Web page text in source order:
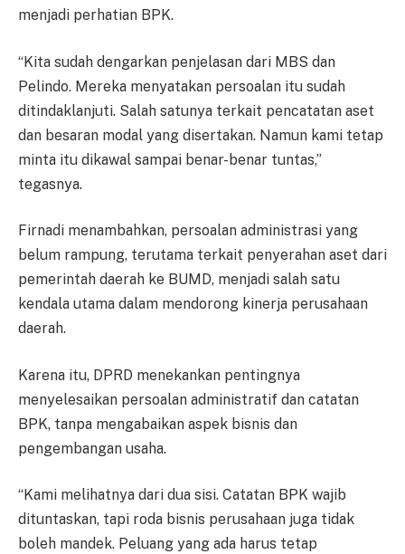
menjadi perhatian BPK.
“Kita sudah dengarkan penjelasan dari MBS dan
Pelindo. Mereka menyatakan persoalan itu sudah
ditindaklanjuti. Salah satunya terkait pencatatan aset
dan besaran modal yang disertakan. Namun kami tetap
minta itu dikawal sampai benar-benar tuntas,”
tegasnya.
Firnadi menambahkan, persoalan administrasi yang
belum rampung, terutama terkait penyerahan aset dari
pemerintah daerah ke BUMD, menjadi salah satu
kendala utama dalam mendorong kinerja perusahaan
daerah.
Karena itu, DPRD menekankan pentingnya
menyelesaikan persoalan administratif dan catatan
BPK, tanpa mengabaikan aspek bisnis dan
pengembangan usaha.
“Kami melihatnya dari dua sisi. Catatan BPK wajib
dituntaskan, tapi roda bisnis perusahaan juga tidak
boleh mandek. Peluang yang ada harus tetap